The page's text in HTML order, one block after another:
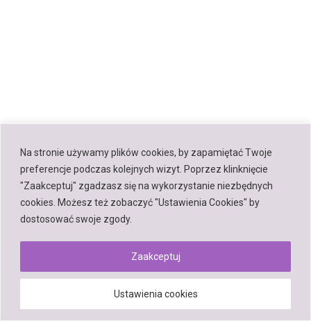
Na stronie używamy plików cookies, by zapamiętać Twoje
preferencje podczas kolejnych wizyt. Poprzez klinknięcie
"Zaakceptuj" zgadzasz się na wykorzystanie niezbędnych
cookies. Możesz też zobaczyć "Ustawienia Cookies" by
dostosować swoje zgody.
Ustawienia cookies
Zaakceptuj